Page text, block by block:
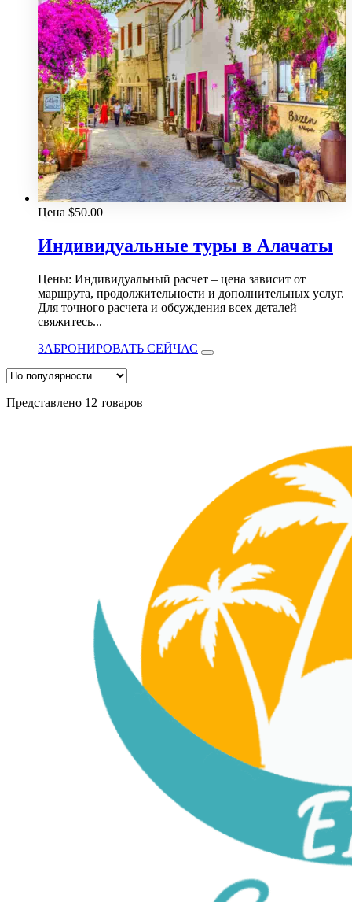
Цена $50.00
Индивидуальные туры в Алачаты
Цены: Индивидуальный расчет – цена зависит от
маршрута, продолжительности и дополнительных услуг.
Для точного расчета и обсуждения всех деталей
свяжитесь...
ЗАБРОНИРОВАТЬ СЕЙЧАС
Представлено 12 товаров